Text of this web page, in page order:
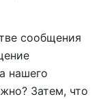
сообщения
нашего
Затем, что